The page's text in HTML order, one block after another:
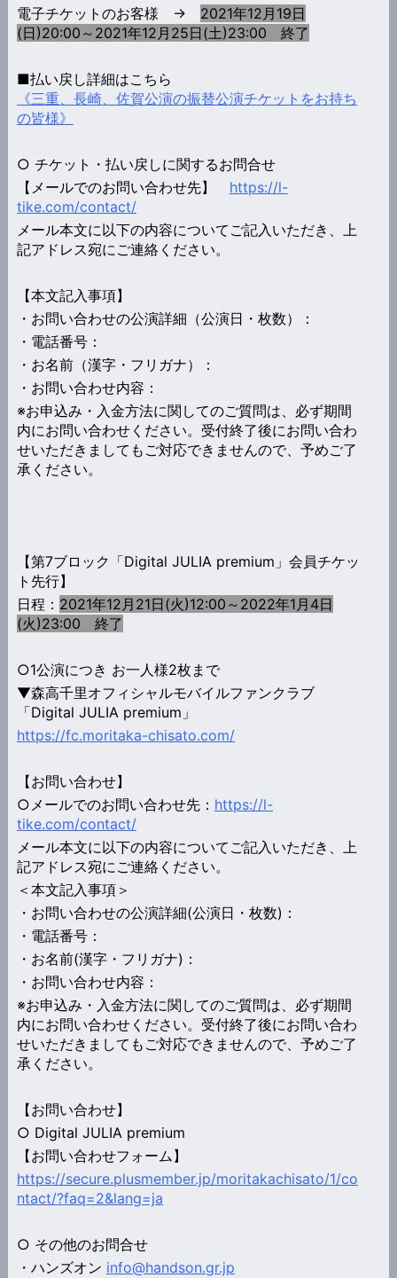
電子チケットのお客様 → 2021年12月19日
(日)20:00～2021年12月25日(土)23:00 終了
■払い戻し詳細はこちら
《三重、長崎、佐賀公演の振替公演チケットをお持ち
の皆様》
○ チケット・払い戻しに関するお問合せ
【メールでのお問い合わせ先】 https://l-
tike.com/contact/
メール本文に以下の内容についてご記入いただき、上
記アドレス宛にご連絡ください。
【本文記入事項】
・お問い合わせの公演詳細（公演日・枚数）：
・電話番号：
・お名前（漢字・フリガナ）：
・お問い合わせ内容：
※お申込み・入金方法に関してのご質問は、必ず期間
内にお問い合わせください。受付終了後にお問い合わ
せいただきましてもご対応できませんので、予めご了
承ください。
【第7ブロック「Digital JULIA premium」会員チケッ
ト先行】
日程： 2021年12月21日(火)12:00～2022年1月4日
(火)23:00 終了
○1公演につき お一人様2枚まで
▼森高千里オフィシャルモバイルファンクラブ
「Digital JULIA premium」
https://fc.moritaka-chisato.com/
【お問い合わせ】
○メールでのお問い合わせ先： https://l-
tike.com/contact/
メール本文に以下の内容についてご記入いただき、上
記アドレス宛にご連絡ください。
＜本文記入事項＞
・お問い合わせの公演詳細(公演日・枚数)：
・電話番号：
・お名前(漢字・フリガナ)：
・お問い合わせ内容：
※お申込み・入金方法に関してのご質問は、必ず期間
内にお問い合わせください。受付終了後にお問い合わ
せいただきましてもご対応できませんので、予めご了
承ください。
【お問い合わせ】
○ Digital JULIA premium
【お問い合わせフォーム】
https://secure.plusmember.jp/moritakachisato/1/co
ntact/?faq=2&lang=ja
○ その他のお問合せ
・ハンズオン info@handson.gr.jp